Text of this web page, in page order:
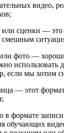
видео,
сценки — это
смешным
фото — хорошо
использовать
если мы хотим
— этот
формате записи
обучающих